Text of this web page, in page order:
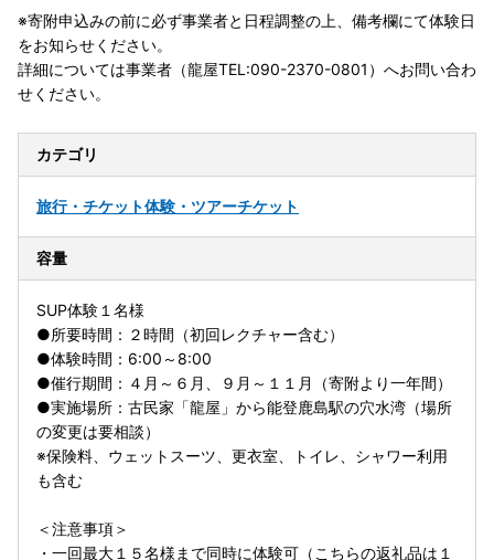
※寄附申込みの前に必ず事業者と日程調整の上、備考欄にて体験日
をお知らせください。
詳細については事業者（龍屋TEL:090-2370-0801）へお問い合わ
せください。
カテゴリ
旅行・チケット体験・ツアーチケット
容量
SUP体験１名様
●所要時間：２時間（初回レクチャー含む）
●体験時間：6:00～8:00
●催行期間：４月～６月、９月～１１月（寄附より一年間）
●実施場所：古民家「龍屋」から能登鹿島駅の穴水湾（場所
の変更は要相談）
※保険料、ウェットスーツ、更衣室、トイレ、シャワー利用
も含む
＜注意事項＞
・一回最大１５名様まで同時に体験可（こちらの返礼品は１